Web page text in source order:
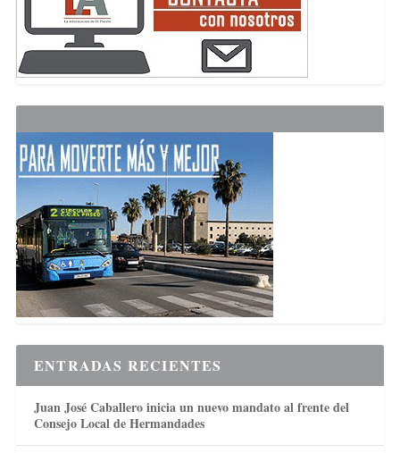
ENTRADAS RECIENTES
Juan José Caballero inicia un nuevo mandato al frente del
Consejo Local de Hermandades